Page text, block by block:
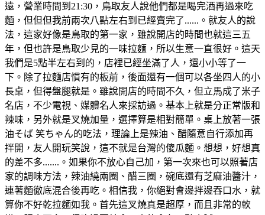
遠，營業時間到21:30，鳥取友人說他們都是喝完酒再過來吃
麵，但但但我前兩次八點左右到已經賣完了......。就友人的說
法，這家好像是鳥取的第一家，雖說開店的時間也就這三五
年，但也許是鳥取少見的一味拉麵，所以生意一直很好。這天
我們是5點半左右到的，店裡已經坐滿了人，還小小等了一
下。除了拉麵店慣有的板前，後面還有一個可以各坐四人的小
長桌，但得盤腿就是。雖說開店的時間不久，但立馬成了米子
名店，不少電視、媒體名人來採訪過。基本上就是分正常版和
辣味，另外就是叉燒加量，選擇算是相對簡單。桌上放著一張
油そば 笑ちゃん的吃法，理論上是辣油、醋隨意自行添加再
拌開，友人開玩笑說，這不就是台灣的傻瓜麵。想想，好想真
的差不多.......。如果你不放心自己加，第一次來也可以照著店
家的調味方法，辣油繞兩圈、醋三圈，碗底還有芝麻油醬汁，
連著麵徹底混合後再吃。相信我，你絕對會邊拌邊吞口水，就
算你不好乾拉麵如我。首先這叉燒真是超厚，而且非常的軟